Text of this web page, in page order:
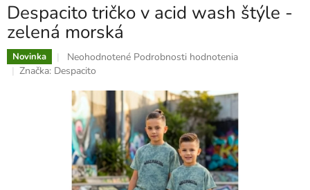
Despacito tričko v acid wash štýle -
zelená morská
Novinka
Priemerné
hodnotenie
je
0,0
hviezdičiek.
Neohodnotené Podrobnosti hodnotenia
Značka: Despacito